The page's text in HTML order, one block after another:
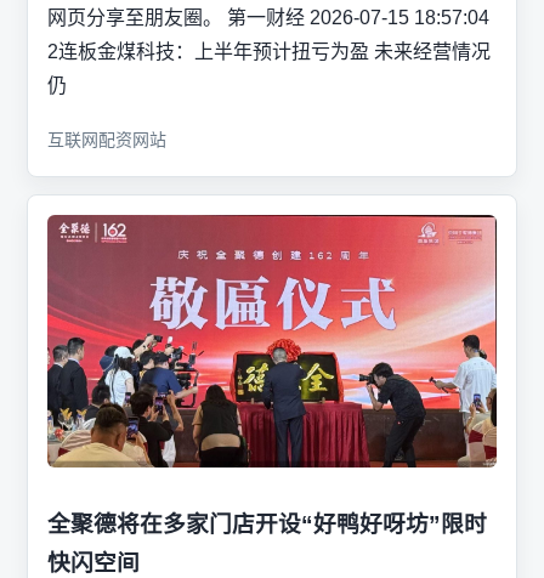
网页分享至朋友圈。 第一财经 2026-07-15 18:57:04
2连板金煤科技：上半年预计扭亏为盈 未来经营情况
仍
互联网配资网站
全聚德将在多家门店开设“好鸭好呀坊”限时
快闪空间